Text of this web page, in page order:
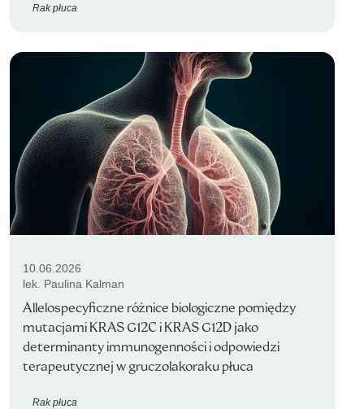
Rak płuca
10.06.2026
lek. Paulina Kalman
Allelospecyficzne różnice biologiczne pomiędzy
mutacjami KRAS G12C i KRAS G12D jako
determinanty immunogenności i odpowiedzi
terapeutycznej w gruczolakoraku płuca
Rak płuca